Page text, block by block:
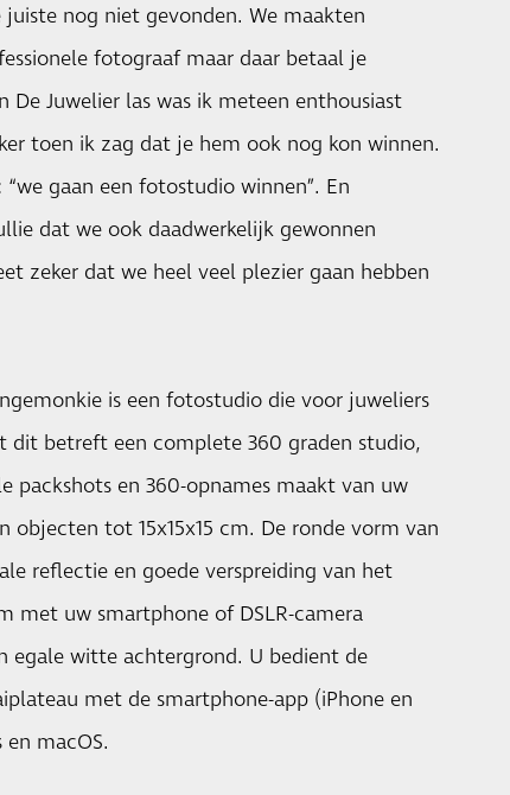
nog niet gevonden. We maakten
fotograaf maar daar betaal je
Juwelier las was ik meteen enthousiast
toen ik zag dat je hem ook nog kon winnen.
gaan een fotostudio winnen”. En
dat we ook daadwerkelijk gewonnen
zeker dat we heel veel plezier gaan hebben
is een fotostudio die voor juweliers
dit betreft een complete 360 graden studio,
packshots en 360-opnames maakt van uw
objecten tot 15x15x15 cm. De ronde vorm van
reflectie en goede verspreiding van het
met uw smartphone of DSLR-camera
egale witte achtergrond. U bedient de
met de smartphone-app (iPhone en
macOS.